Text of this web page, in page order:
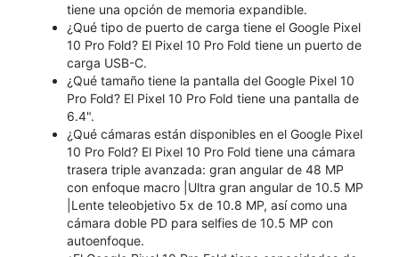
tiene una opción de memoria expandible.
¿Qué tipo de puerto de carga tiene el Google Pixel
10 Pro Fold? El Pixel 10 Pro Fold tiene un puerto de
carga USB-C.
¿Qué tamaño tiene la pantalla del Google Pixel 10
Pro Fold? El Pixel 10 Pro Fold tiene una pantalla de
6.4".
¿Qué cámaras están disponibles en el Google Pixel
10 Pro Fold? El Pixel 10 Pro Fold tiene una cámara
trasera triple avanzada: gran angular de 48 MP
con enfoque macro |Ultra gran angular de 10.5 MP
|Lente teleobjetivo 5x de 10.8 MP, así como una
cámara doble PD para selfies de 10.5 MP con
autoenfoque.